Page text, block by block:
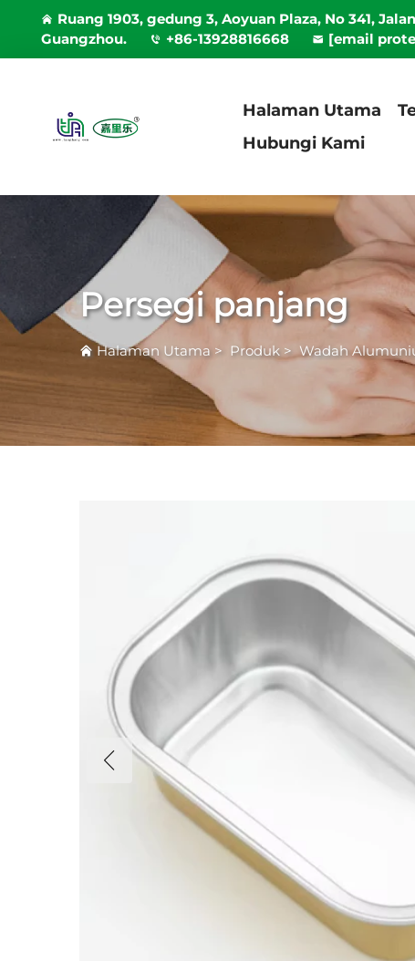
Ruang 1903, gedung 3, Aoyuan Plaza, No 341,
Guangzhou.
+86-13928816668 [email
Halaman Utama
Hubungi Kami
Persegi panjang
Halaman Utama> Produk > Wadah